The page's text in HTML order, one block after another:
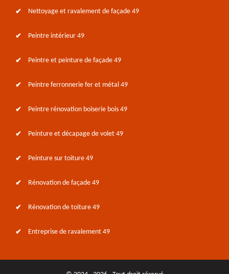
Nettoyage et ravalement de façade 49
Peintre intérieur 49
Peintre et peinture de façade 49
Peintre ferronnerie fer et métal 49
Peintre rénovation boiserie bois 49
Peinture et décapage de volet 49
Peinture sur toiture 49
Rénovation de façade 49
Rénovation de toiture 49
Entreprise de ravalement 49